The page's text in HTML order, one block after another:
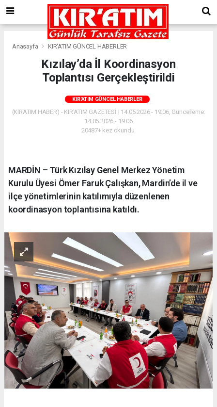
Anasayfa KIR'ATIM GÜNCEL HABERLER
Kızılay’da İl Koordinasyon
Toplantısı Gerçekleştirildi
KIR'ATIM GÜNCEL HABERLER
(KIRATIM HABER) - KIR'ATIM GAZETESİ | 14.05.2026 - 19:06, Güncelleme:
14.05.2026 - 19:06
20487+ kez okundu.
MARDİN – Türk Kızılay Genel Merkez Yönetim
Kurulu Üyesi Ömer Faruk Çalışkan, Mardin’de il ve
ilçe yönetimlerinin katılımıyla düzenlenen
koordinasyon toplantısına katıldı.